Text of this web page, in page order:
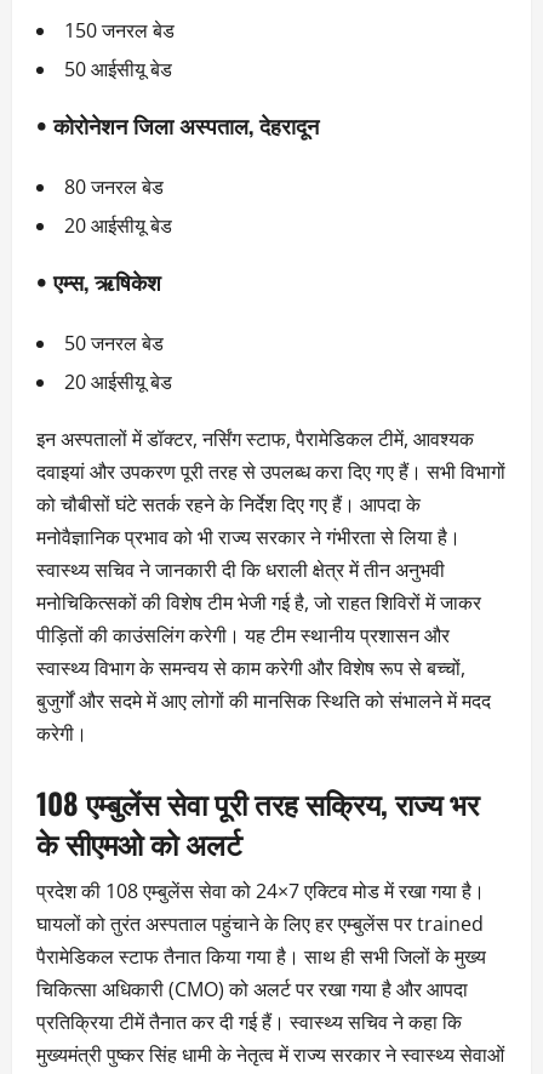
150 जनरल बेड
50 आईसीयू बेड
•कोरोनेशन जिला अस्पताल, देहरादून
80 जनरल बेड
20 आईसीयू बेड
•एम्स, ऋषिकेश
50 जनरल बेड
20 आईसीयू बेड
इन अस्पतालों में डॉक्टर, नर्सिंग स्टाफ, पैरामेडिकल टीमें, आवश्यक
दवाइयां और उपकरण पूरी तरह से उपलब्ध करा दिए गए हैं। सभी विभागों
को चौबीसों घंटे सतर्क रहने के निर्देश दिए गए हैं। आपदा के
मनोवैज्ञानिक प्रभाव को भी राज्य सरकार ने गंभीरता से लिया है।
स्वास्थ्य सचिव ने जानकारी दी कि धराली क्षेत्र में तीन अनुभवी
मनोचिकित्सकों की विशेष टीम भेजी गई है, जो राहत शिविरों में जाकर
पीड़ितों की काउंसलिंग करेगी। यह टीम स्थानीय प्रशासन और
स्वास्थ्य विभाग के समन्वय से काम करेगी और विशेष रूप से बच्चों,
बुजुर्गों और सदमे में आए लोगों की मानसिक स्थिति को संभालने में मदद
करेगी।
108 एम्बुलेंस सेवा पूरी तरह सक्रिय, राज्य भर
के सीएमओ को अलर्ट
प्रदेश की 108 एम्बुलेंस सेवा को 24×7 एक्टिव मोड में रखा गया है।
घायलों को तुरंत अस्पताल पहुंचाने के लिए हर एम्बुलेंस पर trained
पैरामेडिकल स्टाफ तैनात किया गया है। साथ ही सभी जिलों के मुख्य
चिकित्सा अधिकारी (CMO) को अलर्ट पर रखा गया है और आपदा
प्रतिक्रिया टीमें तैनात कर दी गई हैं। स्वास्थ्य सचिव ने कहा कि
मुख्यमंत्री पुष्कर सिंह धामी के नेतृत्व में राज्य सरकार ने स्वास्थ्य सेवाओं